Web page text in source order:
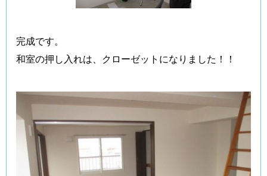
完成です。
和室の押し入れは、クローゼットになりました！！